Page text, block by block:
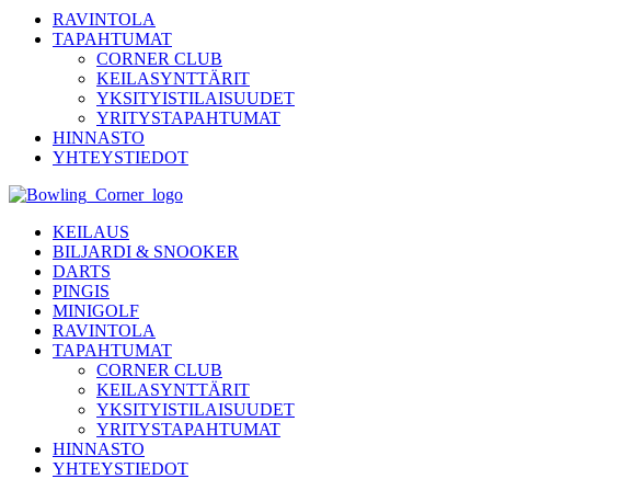
RAVINTOLA
TAPAHTUMAT
CORNER CLUB
KEILASYNTTÄRIT
YKSITYISTILAISUUDET
YRITYSTAPAHTUMAT
HINNASTO
YHTEYSTIEDOT
KEILAUS
BILJARDI & SNOOKER
DARTS
PINGIS
MINIGOLF
RAVINTOLA
TAPAHTUMAT
CORNER CLUB
KEILASYNTTÄRIT
YKSITYISTILAISUUDET
YRITYSTAPAHTUMAT
HINNASTO
YHTEYSTIEDOT